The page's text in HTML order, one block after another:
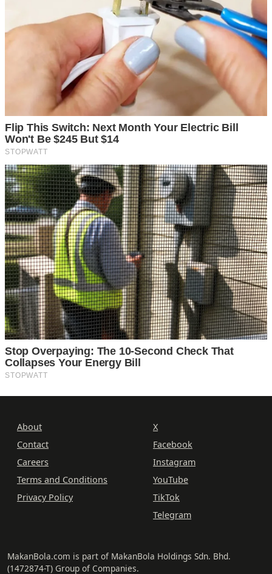
About
Contact
Careers
Terms and Conditions
Privacy Policy
X
Facebook
Instagram
YouTube
TikTok
Telegram
MakanBola.com is part of MakanBola Holdings Sdn. Bhd.
(1472874-T) Group of Companies.